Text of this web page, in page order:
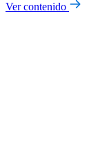
Ver contenido